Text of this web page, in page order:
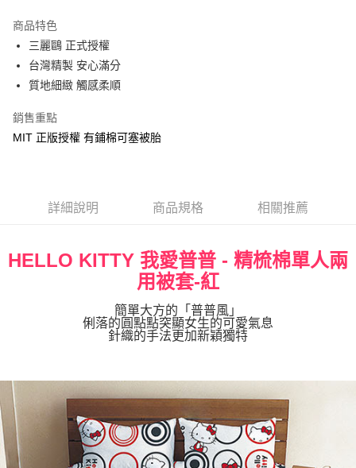
街口支付
悠遊付
ATM付款
每筆NT$80，滿NT$699(含以上)免運費
商品特色
三麗鷗 正式授權
台灣精製 安心滿分
質地細緻 觸感柔順
銷售重點
MIT 正版授權 有鋪棉可塞被胎
詳細說明 商品規格 相關推薦
HELLO KITTY 我愛普普 - 精梳棉單人兩
用被套-紅
簡單大方的「普普風」
俐落的圓點點突顯女生的可愛氣息
針織的手法更加新穎獨特